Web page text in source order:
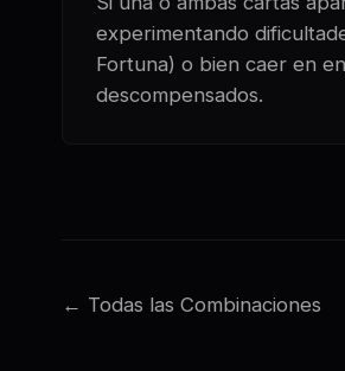
experimentando
Fortuna) o bien caer en
descompensados.
← Todas las Combinaciones